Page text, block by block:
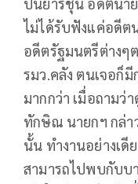
ไม่ได้รับฟังแค่อดีต
อดีตรัฐมนตรีต่างๆ
รมว.คลัง ตนเจอก็
มากกว่า เมื่อถามว่
ทักษิณ นายกฯ กล่า
นั้น ทำงานอย่างเดี
สามารถไปพบกับบ